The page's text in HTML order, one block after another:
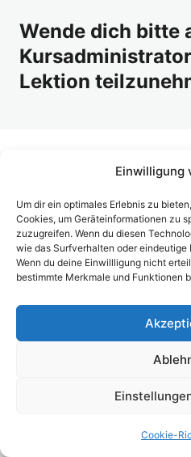
Einwilligung
Um dir ein optimales Erlebnis zu
Cookies, um Geräteinformationen zu
zuzugreifen. Wenn du diesen
wie das Surfverhalten oder eindeutige
Wenn du deine Einwillligung nicht
bestimmte Merkmale und Funktionen
Cookie-
START"
Die perfekte Start-
Deine tägliche Routine im
Level 2 erfolgreich
Level 3 – Team-
8 Lektionen
Level 4 – Team-
Level 5 – Innercircle
Erfahrungen sind
Level 6 -Finanzielle
Wende dich bitte
Lektion
Bitten zuerst einloggen,
Vorherige(s) Nächste(s)